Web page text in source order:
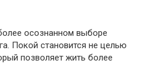
осознанном выборе
Покой становится не целью
позволяет жить более